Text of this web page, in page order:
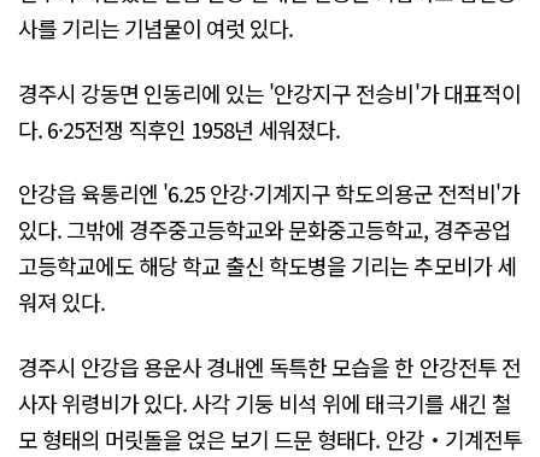
사를 기리는 기념물이 여럿 있다.
경주시 강동면 인동리에 있는 '안강지구 전승비'가 대표적이
다. 6·25전쟁 직후인 1958년 세워졌다.
안강읍 육통리엔 '6.25 안강·기계지구 학도의용군 전적비'가
있다. 그밖에 경주중고등학교와 문화중고등학교, 경주공업
고등학교에도 해당 학교 출신 학도병을 기리는 추모비가 세
워져 있다.
경주시 안강읍 용운사 경내엔 독특한 모습을 한 안강전투 전
사자 위령비가 있다. 사각 기둥 비석 위에 태극기를 새긴 철
모 형태의 머릿돌을 얹은 보기 드문 형태다. 안강‧기계전투